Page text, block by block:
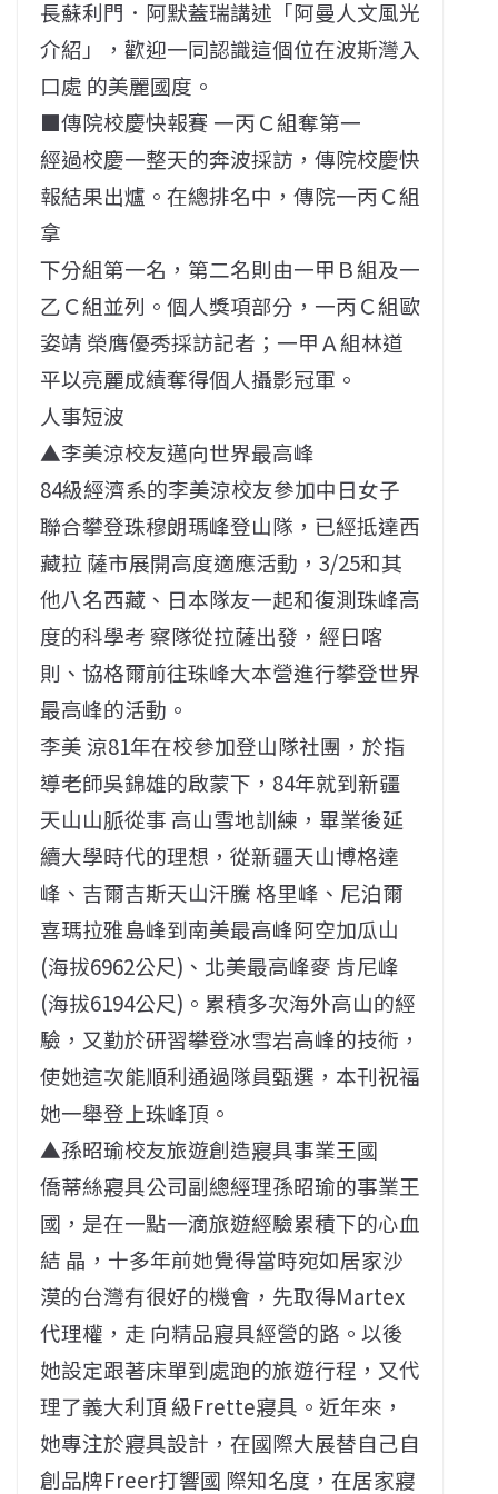
長蘇利門．阿默蓋瑞講述「阿曼人文風光
介紹」，歡迎一同認識這個位在波斯灣入
口處 的美麗國度。
■傳院校慶快報賽 一丙Ｃ組奪第一
經過校慶一整天的奔波採訪，傳院校慶快
報結果出爐。在總排名中，傳院一丙Ｃ組
拿
下分組第一名，第二名則由一甲Ｂ組及一
乙Ｃ組並列。個人獎項部分，一丙Ｃ組歐
姿靖 榮膺優秀採訪記者；一甲Ａ組林道
平以亮麗成績奪得個人攝影冠軍。
人事短波
▲李美涼校友邁向世界最高峰
84級經濟系的李美涼校友參加中日女子
聯合攀登珠穆朗瑪峰登山隊，已經抵達西
藏拉 薩市展開高度適應活動，3/25和其
他八名西藏、日本隊友一起和復測珠峰高
度的科學考 察隊從拉薩出發，經日喀
則、協格爾前往珠峰大本營進行攀登世界
最高峰的活動。
李美 涼81年在校參加登山隊社團，於指
導老師吳錦雄的啟蒙下，84年就到新疆
天山山脈從事 高山雪地訓練，畢業後延
續大學時代的理想，從新疆天山博格達
峰、吉爾吉斯天山汗騰 格里峰、尼泊爾
喜瑪拉雅島峰到南美最高峰阿空加瓜山
(海拔6962公尺)、北美最高峰麥 肯尼峰
(海拔6194公尺)。累積多次海外高山的經
驗，又勤於研習攀登冰雪岩高峰的技術，
使她這次能順利通過隊員甄選，本刊祝福
她一舉登上珠峰頂。
▲孫昭瑜校友旅遊創造寢具事業王國
僑蒂絲寢具公司副總經理孫昭瑜的事業王
國，是在一點一滴旅遊經驗累積下的心血
結 晶，十多年前她覺得當時宛如居家沙
漠的台灣有很好的機會，先取得Martex
代理權，走 向精品寢具經營的路。以後
她設定跟著床單到處跑的旅遊行程，又代
理了義大利頂 級Frette寢具。近年來，
她專注於寢具設計，在國際大展替自己自
創品牌Freer打響國 際知名度，在居家寢